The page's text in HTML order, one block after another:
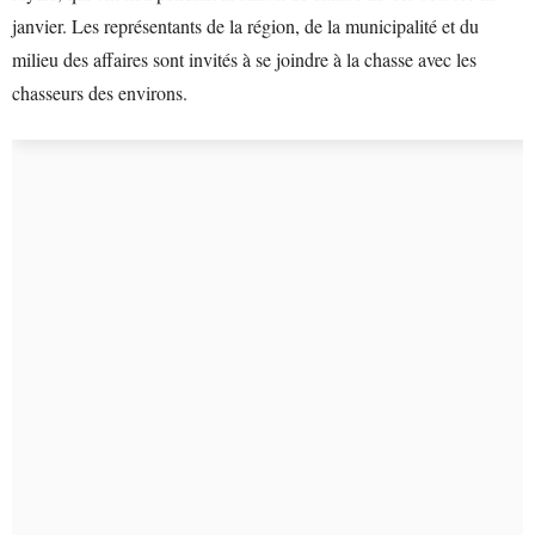
janvier. Les représentants de la région, de la municipalité et du
milieu des affaires sont invités à se joindre à la chasse avec les
chasseurs des environs.